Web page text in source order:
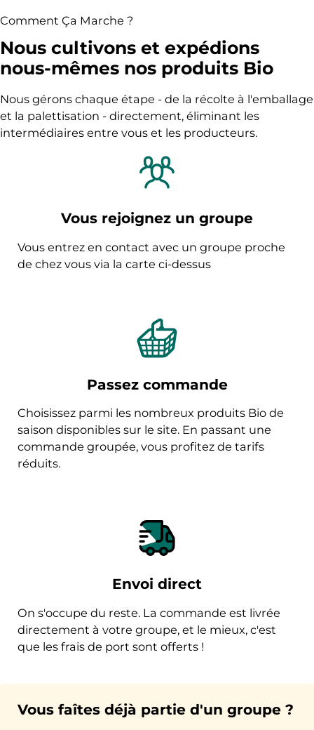
Comment Ça Marche ?
Nous cultivons et expédions
nous-mêmes nos produits Bio
Nous gérons chaque étape - de la récolte à l'emballage
et la palettisation - directement, éliminant les
intermédiaires entre vous et les producteurs.
Vous rejoignez un groupe
Vous entrez en contact avec un groupe proche
de chez vous via la carte ci-dessus
Passez commande
Choisissez parmi les nombreux produits Bio de
saison disponibles sur le site. En passant une
commande groupée, vous profitez de tarifs
réduits.
Envoi direct
On s'occupe du reste. La commande est livrée
directement à votre groupe, et le mieux, c'est
que les frais de port sont offerts !
Vous faîtes déjà partie d'un groupe ?